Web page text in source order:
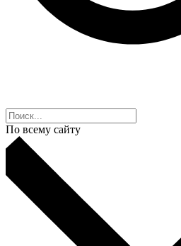
По всему сайту